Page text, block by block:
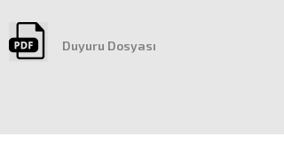
Duyuru Dosyası